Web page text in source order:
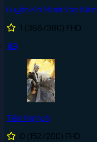
Luyện Khí Mười Vạn Năm
1 (366/380) FHD
#9
Tiên Nghịch
0 (152/200) FHD